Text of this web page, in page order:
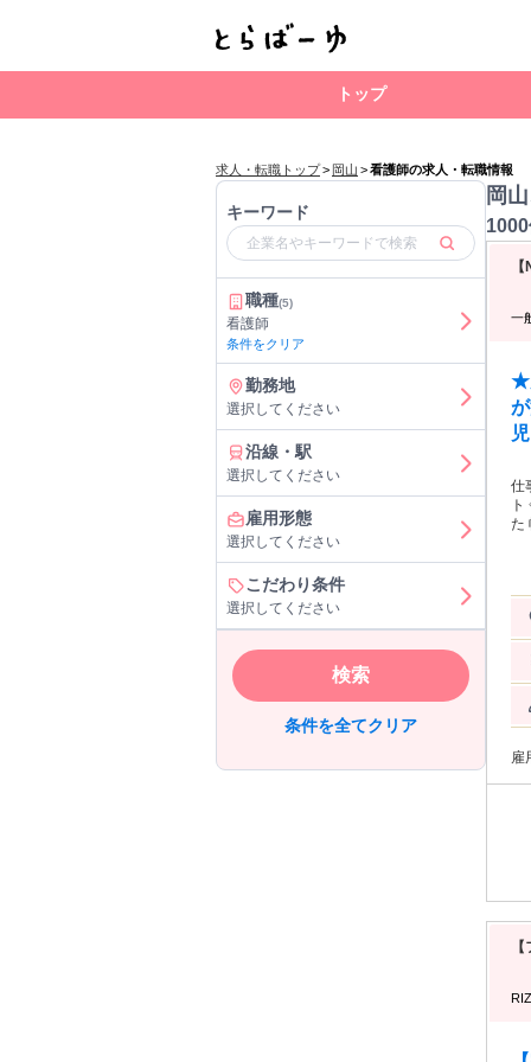
トップ
求人・転職トップ> 岡山 >看護師の求人・転職情報
キーワード
職種(5)
看護師
条件をクリア
勤務地
選択してください
沿線・駅
選択してください
雇用形態
選択してください
こだわり条件
選択してください
検索
条件を全てクリア
岡
一
★
仕事内容:
ト ◇完全予約制で働きやすい◎ ==================== 最新の美容技術を用い
た 幅広い施術に携わることができる オペや処置のドクター補助だけではなく 美肌
確認や 美容施術や診療をスム
の準
どの一部の
施術
頓、 使用機材の清掃・準備を行い、 清
雇